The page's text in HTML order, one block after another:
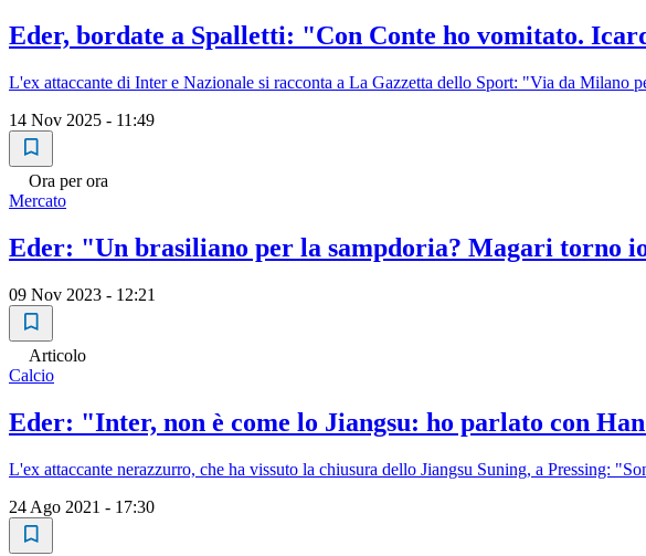
Eder, bordate a Spalletti: "Con Conte ho vomitato.
L'ex attaccante di Inter e Nazionale si racconta a La Gazzetta dello Sport: "Via da Milano
14 Nov 2025 - 11:49
Ora per ora
Mercato
Eder: "Un brasiliano per la sampdoria? Magari torno
09 Nov 2023 - 12:21
Articolo
Calcio
Eder: "Inter, non è come lo Jiangsu: ho parlato con
L'ex attaccante nerazzurro, che ha vissuto la chiusura dello Jiangsu Suning, a Pressing:
24 Ago 2021 - 17:30